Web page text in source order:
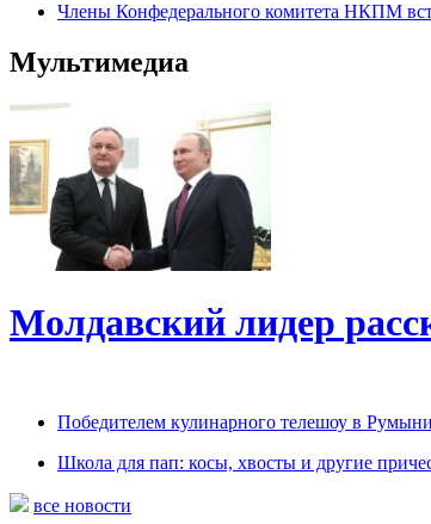
Члены Конфедерального комитета НКПМ
Мультимедиа
Молдавский лидер
Победителем кулинарного телешоу в
Школа для пап: косы, хвосты и другие
все новости